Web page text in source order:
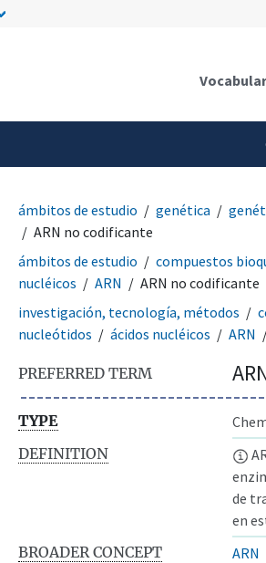
ámbitos de estudio genética
ARN no codificante
ámbitos de estudio
compuestos
nucléicos
ARN
ARN no codificante
investigación, tecnología, métodos
nucleótidos
ácidos nucléicos ARN
PREFERRED TERM
TYPE
DEFINITION
de
en
BROADER CONCEPT
ARN